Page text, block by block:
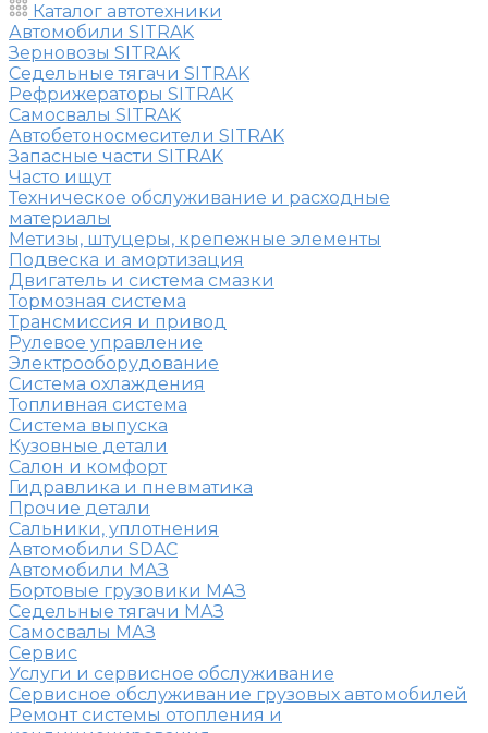
Каталог автотехники
Автомобили SITRAK
Зерновозы SITRAK
Седельные тягачи SITRAK
Рефрижераторы SITRAK
Самосвалы SITRAK
Автобетоносмесители SITRAK
Запасные части SITRAK
Часто ищут
Техническое обслуживание и расходные
материалы
Метизы, штуцеры, крепежные элементы
Подвеска и амортизация
Двигатель и система смазки
Тормозная система
Трансмиссия и привод
Рулевое управление
Электрооборудование
Система охлаждения
Топливная система
Система выпуска
Кузовные детали
Салон и комфорт
Гидравлика и пневматика
Прочие детали
Сальники, уплотнения
Автомобили SDAC
Автомобили МАЗ
Бортовые грузовики МАЗ
Седельные тягачи МАЗ
Самосвалы МАЗ
Сервис
Услуги и сервисное обслуживание
Сервисное обслуживание грузовых автомобилей
Ремонт системы отопления и